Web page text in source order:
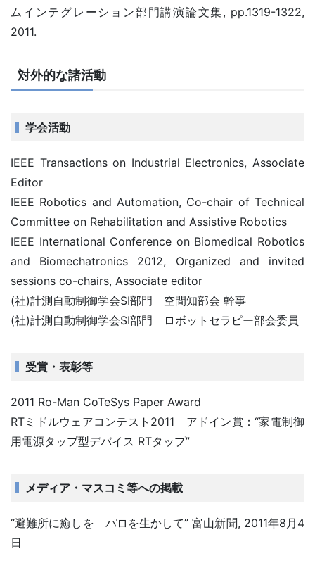
ムインテグレーション部門講演論文集, pp.1319-1322,
2011.
対外的な諸活動
学会活動
IEEE Transactions on Industrial Electronics, Associate
Editor
IEEE Robotics and Automation, Co-chair of Technical
Committee on Rehabilitation and Assistive Robotics
IEEE International Conference on Biomedical Robotics
and Biomechatronics 2012, Organized and invited
sessions co-chairs, Associate editor
(社)計測自動制御学会SI部門 空間知部会 幹事
(社)計測自動制御学会SI部門 ロボットセラピー部会委員
受賞・表彰等
2011 Ro-Man CoTeSys Paper Award
RTミドルウェアコンテスト2011 アドイン賞：“家電制御
用電源タップ型デバイス RTタップ”
メディア・マスコミ等への掲載
“避難所に癒しを パロを生かして” 富山新聞, 2011年8月4
日